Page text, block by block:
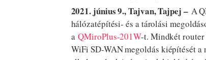
2021. június 9., Tajvan, Tajpej –A
hálózatépítési- és a tárolási
aQMiroPlus-201W-t. Mindkét router
WiFi SD-WAN megoldás kiépítését a